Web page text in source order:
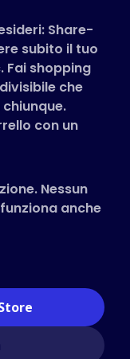
Share-
subito il tuo
Fai shopping
che
con un
Nessun
anche